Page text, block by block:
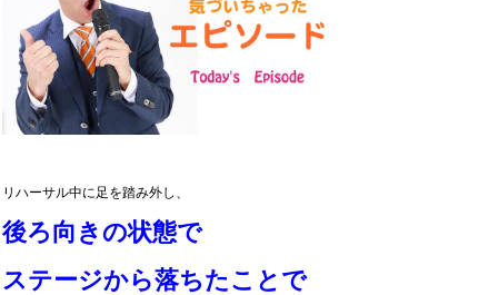
リハーサル中に足を踏み外し、
後ろ向きの状態で
ステージから落ちたことで